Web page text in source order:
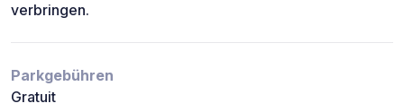
verbringen.
Parkgebühren
Gratuit